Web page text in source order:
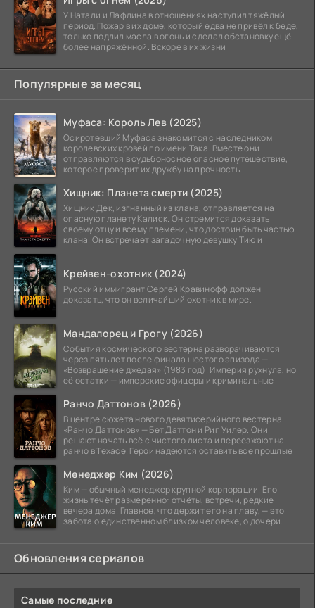
У Натали и Лафлина в отношениях наступил тяжёлый
период. Пожар в их доме, который едва не привёл к беде,
только подлил масла в огонь и сделал обстановку ещё
более напряжённой. Вскоре в их жизни
Популярные за месяц
Муфаса: Король Лев (2025)
Осиротевший Муфаса знакомится с наследником
королевских кровей по имени Така. Вместе они
отправляются в судьбоносное опасное путешествие,
которое проверит их дружбу на прочность.
Хищник: Планета смерти (2025)
Хищник Дек, изгнанный из клана, отправляется на
опасную планету Калиск. Он стремится доказать
своему отцу и всему племени, что достоин быть частью
клана. Он встречает загадочную девушку Тию и
Крейвен-охотник (2024)
Русский иммигрант Сергей Кравинофф должен
доказать, что он величайший охотник в мире.
Мандалорец и Грогу (2026)
События космического вестерна разворачиваются
через пять лет после финала шестого эпизода —
«Возвращение джедая» (1983 год). Империя рухнула, но
её остатки — имперские офицеры и криминальные
Ранчо Даттонов (2026)
В центре сюжета нового девятисерийного вестерна
«Ранчо Даттонов» — Бет Даттон и Рип Уилер. Они
решают начать всё с чистого листа и переезжают на
ранчо в Техасе. Герои надеются оставить все прошлые
Менеджер Ким (2026)
Ким — обычный менеджер крупной корпорации. Его
жизнь течёт размеренно: отчёты, встречи, редкие
вечера дома. Главное, что держит его на плаву, — это
забота о единственном близком человеке, о дочери.
Обновления сериалов
Самые последние